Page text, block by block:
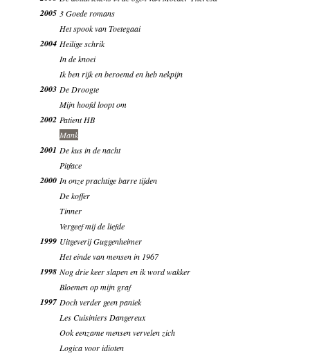
2005 3 Goede romans
Het spook van Toetegaai
2004 Heilige schrik
In de knoei
Ik ben rijk en beroemd en heb nekpijn
2003 De Droogte
Mijn hoofd loopt om
2002 Patient HB
Mank
2001 De kus in de nacht
Pitface
2000 In onze prachtige barre tijden
De koffer
Tinner
Vergeef mij de liefde
1999 Uitgeverij Guggenheimer
Het einde van mensen in 1967
1998 Nog drie keer slapen en ik word wakker
Bloemen op mijn graf
1997 Doch verder geen paniek
Les Cuisiniers Dangereux
Ook eenzame mensen vervelen zich
Logica voor idioten